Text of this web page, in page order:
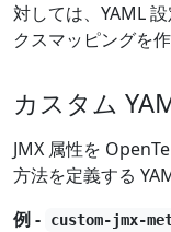
対しては、YAML
クスマッピングを作
カスタム
JMX 属性を
方法を定義する
例 -
custom-jmx-